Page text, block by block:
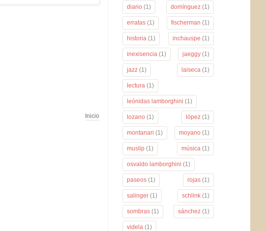
Inicio
diario (1) domínguez (1)
erratas (1) fischerman (1)
historia (1) inchauspe (1)
inexisencia (1) jaeggy (1)
jazz (1) laiseca (1)
lectura (1)
leónidas lamborghini (1)
lozano (1) lópez (1)
montanari (1) moyano (1)
muslip (1) música (1)
osvaldo lamborghini (1)
paseos (1) rojas (1)
salinger (1) schlink (1)
sombras (1) sánchez (1)
videla (1)